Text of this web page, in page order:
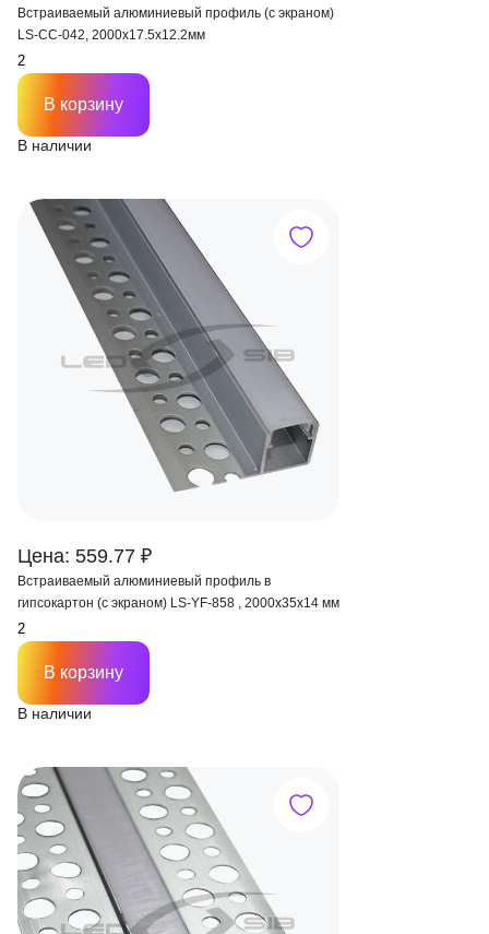
Встраиваемый алюминиевый профиль (с экраном)
LS-СС-042, 2000х17.5х12.2мм
В наличии
В корзину
Цена: 559.77 ₽
Встраиваемый алюминиевый профиль в
гипсокартон (с экраном) LS-YF-858 , 2000х35х14 мм
В наличии
В корзину